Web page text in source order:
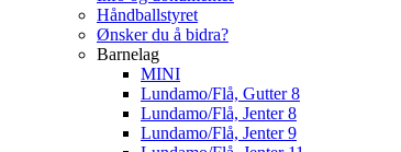
Håndballstyret
Ønsker du å bidra?
Barnelag
MINI
Lundamo/Flå, Gutter 8
Lundamo/Flå, Jenter 8
Lundamo/Flå, Jenter 9